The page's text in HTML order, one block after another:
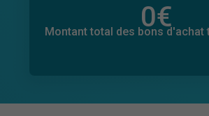
0€
Montant total des bons d'achat
0€
Montant total des dons